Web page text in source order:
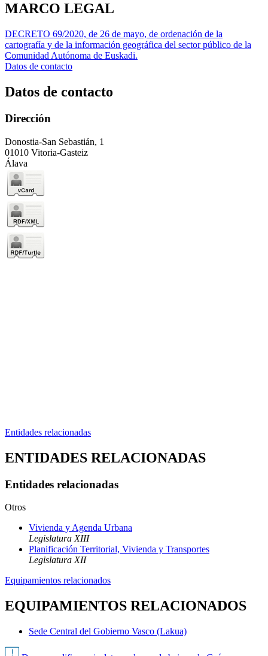
MARCO LEGAL
DECRETO 69/2020, de 26 de mayo, de ordenación de la
cartografía y de la información geográfica del sector público de la
Comunidad Autónoma de Euskadi.
Datos de contacto
Datos de contacto
Dirección
Donostia-San Sebastián, 1
01010 Vitoria-Gasteiz
Álava
Entidades relacionadas
ENTIDADES RELACIONADAS
Entidades relacionadas
Otros
Vivienda y Agenda Urbana
Legislatura XIII
Planificación Territorial, Vivienda y Transportes
Legislatura XII
Equipamientos relacionados
EQUIPAMIENTOS RELACIONADOS
Sede Central del Gobierno Vasco (Lakua)